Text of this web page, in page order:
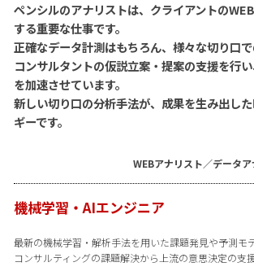
ペンシルのアナリストは、クライアントの
する重要な仕事です。
正確なデータ計測はもちろん、様々な切り口で
コンサルタントの仮説立案・提案の支援を行
を加速させています。
新しい切り口の分析手法が、成果を生み出し
ギーです。
WEBアナリスト／データ
機械学習・AIエンジニア
最新の機械学習・解析手法を用いた課題発見や予測モ
コンサルティングの課題解決から上流の意思決定の支